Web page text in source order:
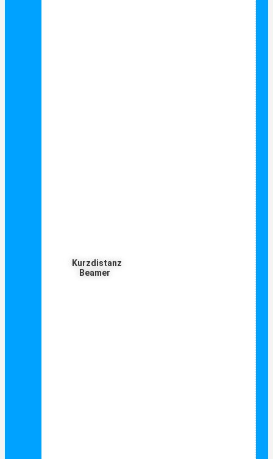
Kurzdistanz
Beamer